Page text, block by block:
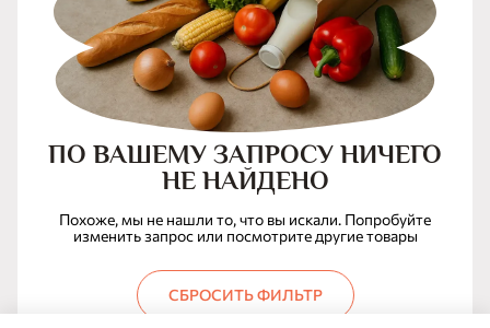
ПО ВАШЕМУ ЗАПРОСУ НИЧЕГО
НЕ НАЙДЕНО
Похоже, мы не нашли то, что вы искали. Попробуйте
изменить запрос или посмотрите другие товары
СБРОСИТЬ ФИЛЬТР